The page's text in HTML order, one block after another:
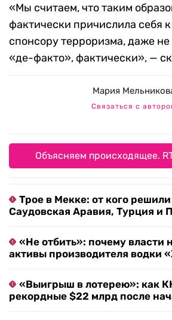
«Мы считаем, что таким
фактически причислила себя
спонсору терроризма, даже
«де-факто», фактически», —
Мария
Связаться с
Объясняем происходящее.
Трое в Мекке: от кого
Саудовская Аравия, Турция и
«Не отбить»: почему власти
активы производителя водки
«Выигрыш в лотерею»: как
рекордные $22 млрд после